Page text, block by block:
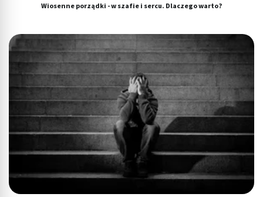
Wiosenne porządki - w szafie i sercu. Dlaczego warto?